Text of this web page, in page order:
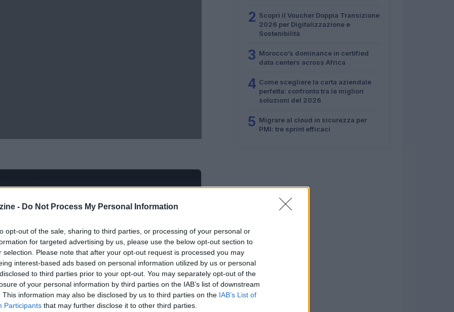
- Do Not Process My Personal Information
opt-out of the sale, sharing to third parties, or processing of your personal or
for targeted advertising by us, please use the below opt-out section to
selection. Please note that after your opt-out request is processed you may
interest-based ads based on personal information utilized by us or personal
to third parties prior to your opt-out. You may separately opt-out of the
of your personal information by third parties on the IAB’s list of downstream
This information may also be disclosed by us to third parties on the IAB’s List of
Participants that may further disclose it to other third parties.
speranza
2 Scopri il Voucher Doppia Transizione
2026 per Digitalizzazione e
Sostenibilità
3 Morocco’s dominance in certified
data centers across Africa
4 Come scegliere la carta aziendale
perfetta: confronto tra le migliori
soluzioni del 2026
5 Migrare al cloud in sicurezza per
PMI: tre sprint efficaci